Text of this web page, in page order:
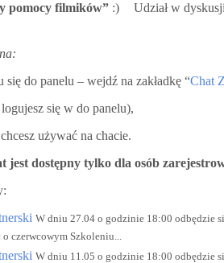
pomocy filmików”
Udział w
się do panelu – wejdź na zakładkę “Chat
logujesz się w do panelu),
używać na chacie.
jest dostępny tylko dla osób
W dniu 27.04 o godzinie 18:00 odbędzie
o czerwcowym Szkoleniu...
W dniu 11.05 o godzinie 18:00 odbędzie